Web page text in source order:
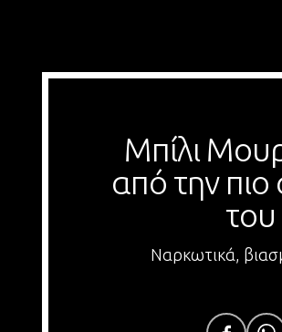
Μπίλι
από την
Ναρκωτικά,